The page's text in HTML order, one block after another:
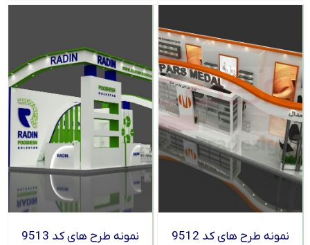
نمونه طرح های کد 9512 نمونه طرح های کد 9513